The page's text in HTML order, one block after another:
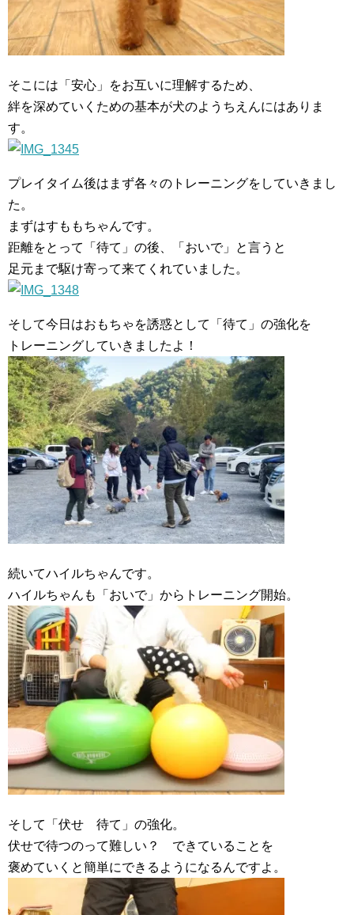
そこには「安心」をお互いに理解するため、
絆を深めていくための基本が犬のようちえんにはありま
す。
プレイタイム後はまず各々のトレーニングをしていきまし
た。
まずはすももちゃんです。
距離をとって「待て」の後、「おいで」と言うと
足元まで駆け寄って来てくれていました。
そして今日はおもちゃを誘惑として「待て」の強化を
トレーニングしていきましたよ！
続いてハイルちゃんです。
ハイルちゃんも「おいで」からトレーニング開始。
そして「伏せ 待て」の強化。
伏せで待つのって難しい？ できていることを
褒めていくと簡単にできるようになるんですよ。